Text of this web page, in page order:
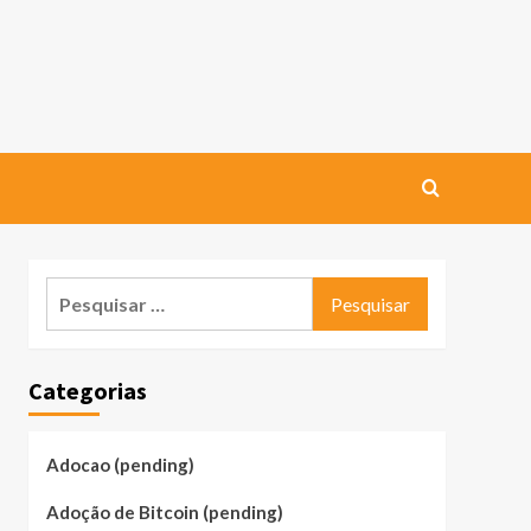
Categorias
Adocao (pending)
Adoção de Bitcoin (pending)